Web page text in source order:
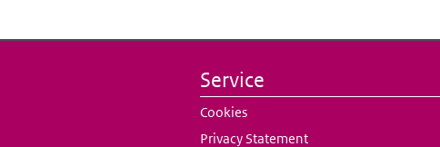
Service
Cookies
Privacy Statement